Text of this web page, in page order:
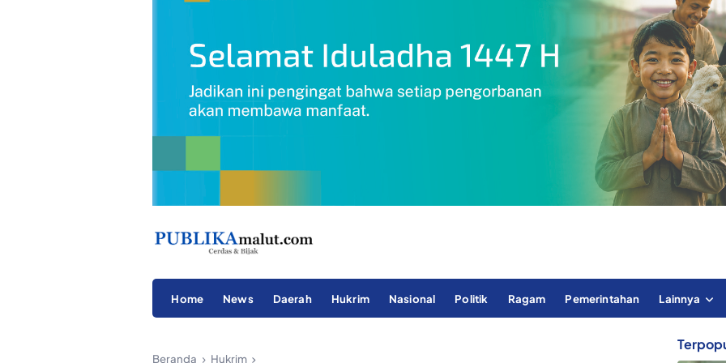
Home News Daerah Hukrim Nasional Politik Ragam Pemerintahan Lainnya
Beranda Hukrim